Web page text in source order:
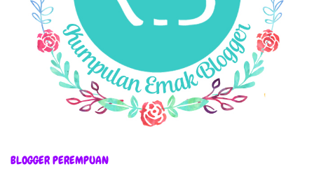
BLOGGER PEREMPUAN